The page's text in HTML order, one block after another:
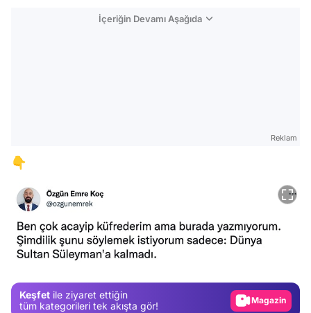
İçeriğin Devamı Aşağıda
Reklam
👇
Keşfet ile ziyaret ettiğin
tüm kategorileri tek akışta gör!
Video
Magazin